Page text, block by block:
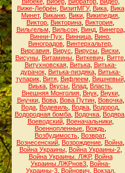
Виже-Лебрён, ВизитМГУ, Вика, Вика
Минет, Виканю Вики Википедия
Виктор Викторина Виктория
Вильгельм
Вильсон, Винд, Винегра,
Винни-Пух
Винница Вино
Виноградов Винтерхальтер
Вирсавия Вирус Вирусы Виски
Висуны Витамины Виткевич Витте
Витухновская, Витька, Витька-
дурачок, Витька-пиздяка, Витька-
тупарик, Витя, Вифлеем Вишневый,
Виька Вкусы Влад Власть
Внешняя Монголия, Внук, Внуки,
Внучки, Вова, Вова Путин, Вовочка,
Вода Водевиль Водка Водород
Водородная бомба Водочка Водяра
Воеводский, Военачальники,
Военнопленные Вождь
Возбудимость Возврат,
Вознесенский Возрождение Война
Война Украины, Война Украины-2,
Война Украины. ЛЖР, Война
Украины.ЛЖРнов3 Война-
Украины-3, Войнович Вокзал,